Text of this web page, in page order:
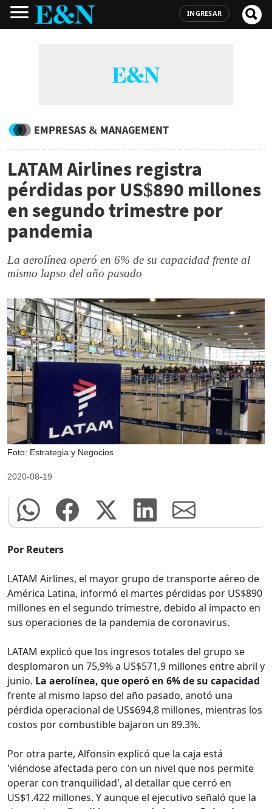
INGRESAR
EMPRESAS & MANAGEMENT
LATAM Airlines registra
pérdidas por US$890 millones
en segundo trimestre por
pandemia
La aerolínea operó en 6% de su capacidad frente al
mismo lapso del año pasado
Foto: Estrategia y Negocios
2020-08-19
Por Reuters
LATAM Airlines, el mayor grupo de transporte aéreo de
América Latina, informó el martes pérdidas por US$890
millones en el segundo trimestre, debido al impacto en
sus operaciones de la pandemia de coronavirus.
LATAM explicó que los ingresos totales del grupo se
desplomaron un 75,9% a US$571,9 millones entre abril y
junio. La aerolínea, que operó en 6% de su capacidad
frente al mismo lapso del año pasado, anotó una
pérdida operacional de US$694,8 millones, mientras los
costos por combustible bajaron un 89.3%.
Por otra parte, Alfonsin explicó que la caja está
'viéndose afectada pero con un nivel que nos permite
operar con tranquilidad', al detallar que cerró en
US$1.422 millones. Y aunque el ejecutivo señaló que la